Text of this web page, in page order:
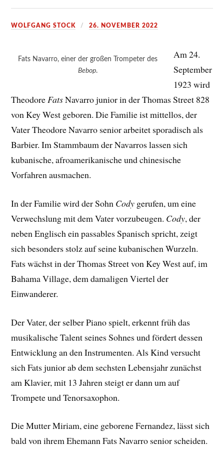
WOLFGANG STOCK 26. NOVEMBER 2022
Fats Navarro, einer der großen Trompeter des
Bebop.
Am 24.
September
1923 wird
TheodoreFatsNavarro junior in der Thomas Street 828
von Key West geboren. Die Familie ist mittellos, der
Vater Theodore Navarro senior arbeitet sporadisch als
Barbier. Im Stammbaum der Navarros lassen sich
kubanische, afroamerikanische und chinesische
Vorfahren ausmachen.
In der Familie wird der Sohn Cody gerufen, um eine
Verwechslung mit dem Vater vorzubeugen. Cody, der
neben Englisch ein passables Spanisch spricht, zeigt
sich besonders stolz auf seine kubanischen Wurzeln.
Fats wächst in der Thomas Street von Key West auf, im
Bahama Village, dem damaligen Viertel der
Einwanderer.
Der Vater, der selber Piano spielt, erkennt früh das
musikalische Talent seines Sohnes und fördert dessen
Entwicklung an den Instrumenten. Als Kind versucht
sich Fats junior ab dem sechsten Lebensjahr zunächst
am Klavier, mit 13 Jahren steigt er dann um auf
Trompete und Tenorsaxophon.
Die Mutter Miriam, eine geborene Fernandez, lässt sich
bald von ihrem Ehemann Fats Navarro senior scheiden.